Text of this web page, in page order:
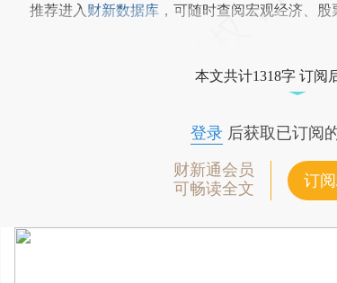
推荐进入 财新数据库 ，可随时查阅宏观经济、
本文共计1318字 订阅
登录后获取已订阅
财新通会员
可畅读全文
订